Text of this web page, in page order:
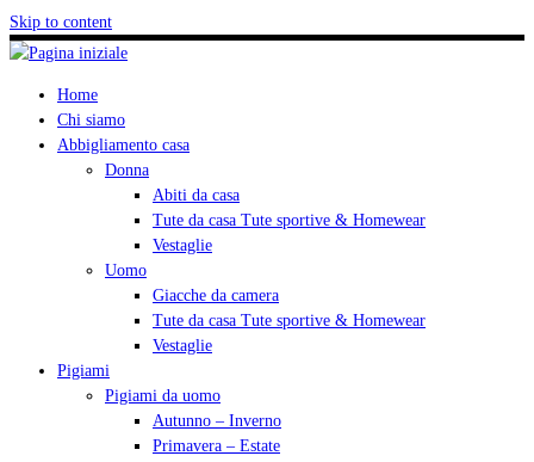
Skip to content
Home
Chi siamo
Abbigliamento casa
Donna
Abiti da casa
Tute da casa Tute sportive & Homewear
Vestaglie
Uomo
Giacche da camera
Tute da casa Tute sportive & Homewear
Vestaglie
Pigiami
Pigiami da uomo
Autunno – Inverno
Primavera – Estate